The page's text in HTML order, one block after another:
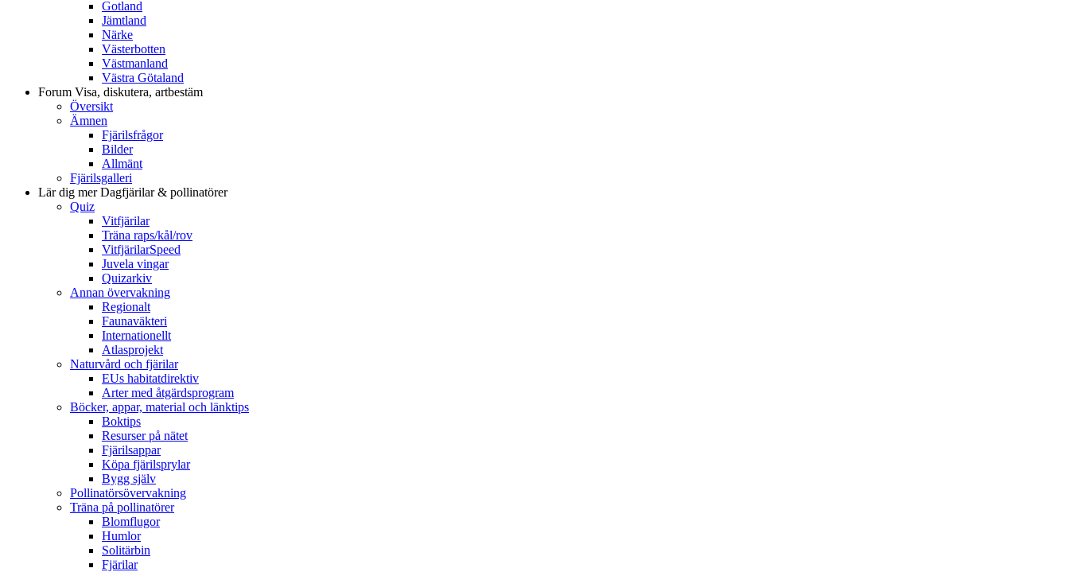
Gotland
Jämtland
Närke
Västerbotten
Västmanland
Västra Götaland
Forum Visa, diskutera, artbestäm
Översikt
Ämnen
Fjärilsfrågor
Bilder
Allmänt
Fjärilsgalleri
Lär dig merDagfjärilar & pollinatörer
Quiz
Vitfjärilar
Träna raps/kål/rov
VitfjärilarSpeed
Juvela vingar
Quizarkiv
Annan övervakning
Regionalt
Faunaväkteri
Internationellt
Atlasprojekt
Naturvård och fjärilar
EUs habitatdirektiv
Arter med åtgärdsprogram
Böcker, appar, material och länktips
Boktips
Resurser på nätet
Fjärilsappar
Köpa fjärilsprylar
Bygg själv
Pollinatörsövervakning
Träna på pollinatörer
Blomflugor
Humlor
Solitärbin
Fjärilar